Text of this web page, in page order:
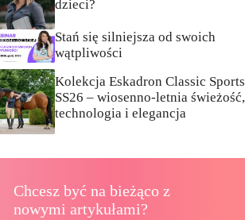
dzieci?
Stań się silniejsza od swoich
wątpliwości
Kolekcja Eskadron Classic Sports
SS26 – wiosenno-letnia świeżość,
technologia i elegancja
Chcesz być na bieżąco z
nowymi artykułami?